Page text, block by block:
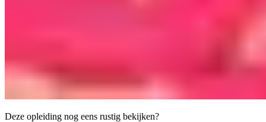
Deze opleiding nog eens rustig bekijken?